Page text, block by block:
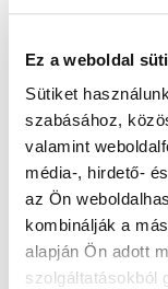
Ez a weboldal
Sütiket
szabásához,
valamint
média-, hirdető-
az Ön
kombinálják a
alapján Ön adott
szolgáltatásokból
management
nagyon
hirdetések
Abban az
az online
mihamarabb
manapság már
képviseli a PPC.
Néhány szó a